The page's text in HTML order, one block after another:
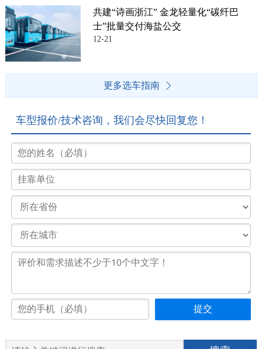
共建“诗画浙江” 金龙轻量化“碳纤巴
士”批量交付海盐公交
12-21
更多选车指南
车型报价/技术咨询，我们会尽快回复您！